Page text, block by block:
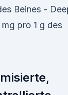
Beines -
pro 1 g des